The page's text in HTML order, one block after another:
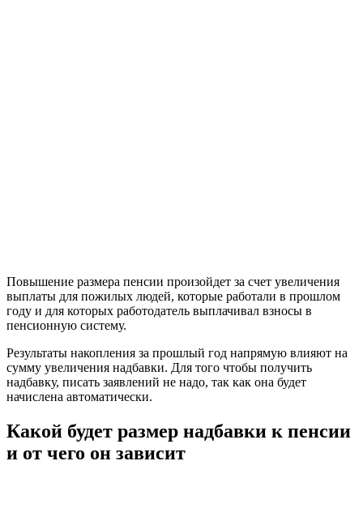
Повышение размера пенсии произойдет за счет увеличения
выплаты для пожилых людей, которые работали в прошлом
году и для которых работодатель выплачивал взносы в
пенсионную систему.
Результаты накопления за прошлый год напрямую влияют на
сумму увеличения надбавки. Для того чтобы получить
надбавку, писать заявлений не надо, так как она будет
начислена автоматически.
Какой будет размер надбавки к пенсии
и от чего он зависит